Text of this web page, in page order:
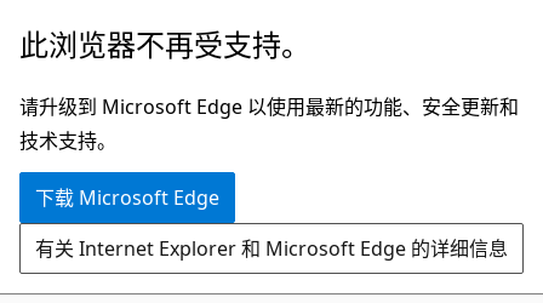
跳
主
要
内
此浏览器不再受支持。
请升级到 Microsoft Edge 以使用最新的功能、安全更新和
技术支持。
下载 Microsoft Edge
有关 Internet Explorer 和 Microsoft Edge 的详细信息